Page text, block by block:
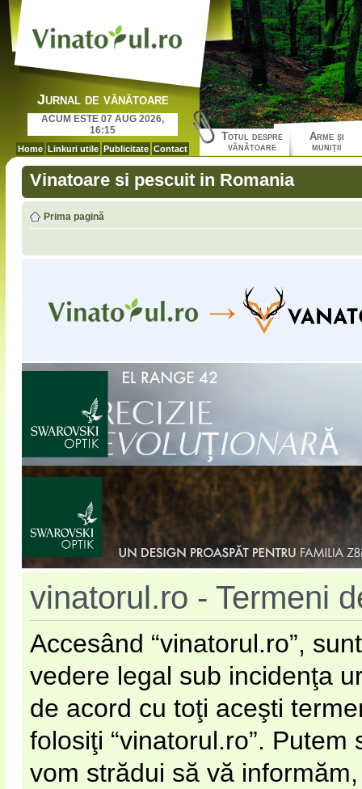
Jurnal de vânătoare
ACUM ESTE 07 AUG 2026,
16:15
Home Linkuri utile Publicitate Contact
Totul despre
vânătoare
Arme şi
muniţii
Vinatoare si pescuit in Romania
Prima pagină
vinatorul.ro - Termeni
Accesând “vinatorul.ro”,
vedere legal sub incidenţa
de acord cu toţi aceşti
folosiţi “vinatorul.ro”.
vom strădui să vă